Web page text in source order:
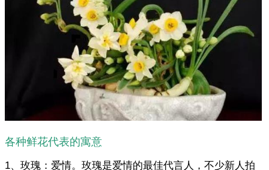
各种鲜花代表的寓意
1、玫瑰：爱情。玫瑰是爱情的最佳代言人，不少新人拍